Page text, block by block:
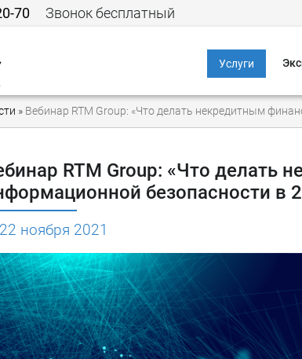
70 Звонок бесплатный
Услуги
Информационная
безопасность
экспертизы
Критическая
инфраструктура
Персональные
данные
» Вебинар RTM Group: «Что делать некредитным
RTM Group: «Что делать
безопасности в
ноября 2021